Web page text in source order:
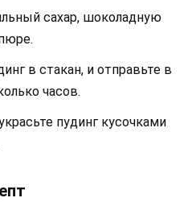
сахар, шоколадную
в стакан, и отправьте в
часов.
пудинг кусочками